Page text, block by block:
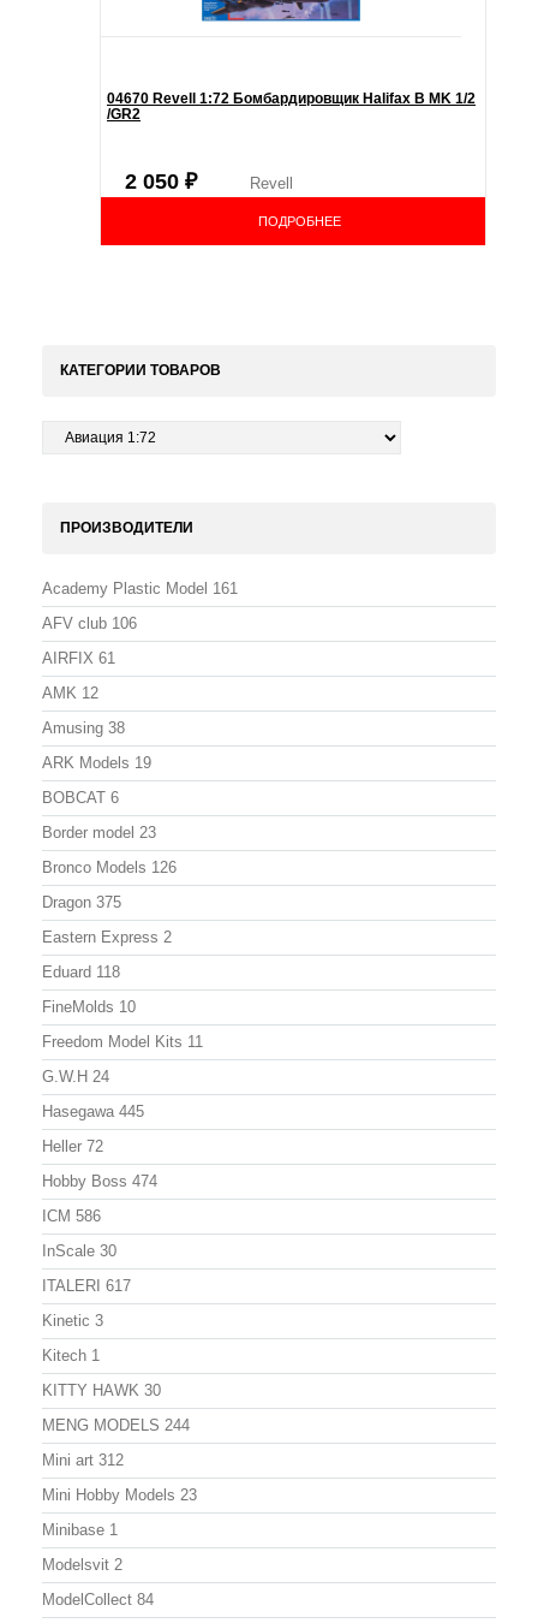
04670 Revell 1:72 Бомбардировщик Halifax B MK 1/2
/GR2
2 050 ₽ Revell
ПОДРОБНЕЕ
КАТЕГОРИИ ТОВАРОВ
ПРОИЗВОДИТЕЛИ
Academy Plastic Model 161
AFV club 106
AIRFIX 61
AMK 12
Amusing 38
ARK Models 19
BOBCAT 6
Border model 23
Bronco Models 126
Dragon 375
Eastern Express 2
Eduard 118
FineMolds 10
Freedom Model Kits 11
G.W.H 24
Hasegawa 445
Heller 72
Hobby Boss 474
ICM 586
InScale 30
ITALERI 617
Kinetic 3
Kitech 1
KITTY HAWK 30
MENG MODELS 244
Mini art 312
Mini Hobby Models 23
Minibase 1
Modelsvit 2
ModelСollect 84